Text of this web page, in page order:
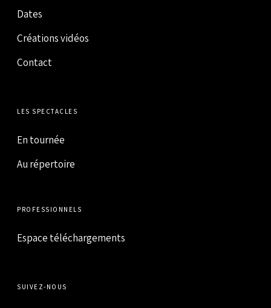
Dates
Créations vidéos
Contact
LES SPECTACLES
En tournée
Au répertoire
PROFESSIONNELS
Espace téléchargements
SUIVEZ-NOUS